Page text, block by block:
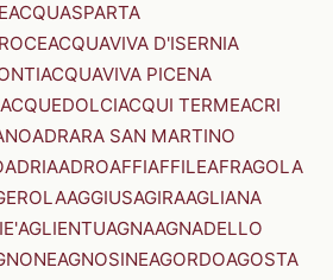
ACQUASPARTA
ACQUAVIVA D'ISERNIA
ACQUAVIVA PICENA
ACQUEDOLCIACQUI TERMEACRI
ADRARA SAN MARTINO
ADRIAADROAFFIAFFILEAFRAGOLA
AGGIUSAGIRAAGLIANA
AGLIENTUAGNAAGNADELLO
AGNOSINEAGORDOAGOSTA